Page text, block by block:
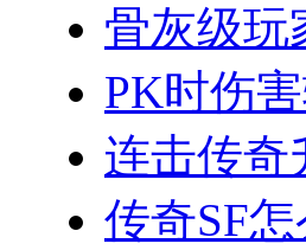
骨灰级玩
PK时伤
连击传奇
传奇SF